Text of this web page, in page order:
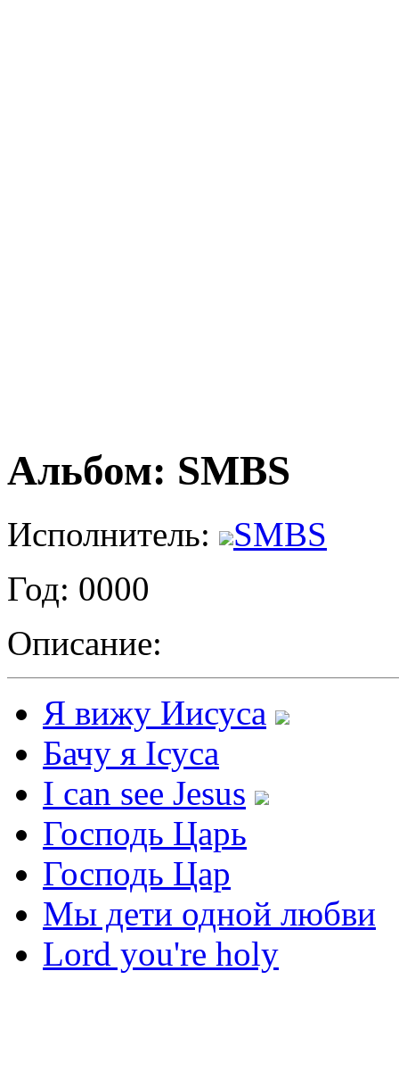
Альбом: SMBS
Исполнитель:
SMBS
Год: 0000
Описание:
Я вижу Иисуса
Бачу я Ісуса
I can see Jesus
Господь Царь
Господь Цар
Мы дети одной любви
Lord you're holy